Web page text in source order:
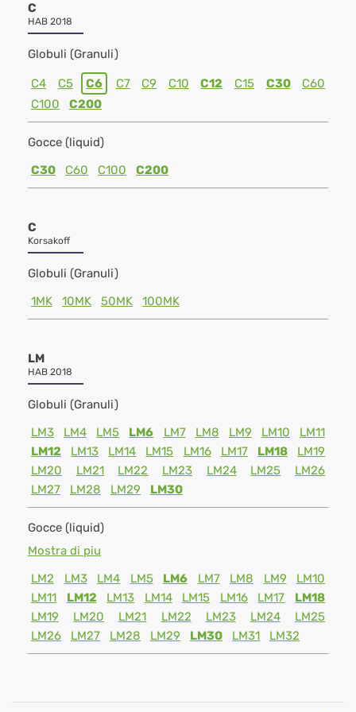
C
HAB 2018
Globuli (Granuli)
C4 C5 C6 C7 C9 C10 C12 C15 C30
C60
C100
C200
Gocce (liquid)
C30
C60 C100 C200
C
Korsakoff
Globuli (Granuli)
1MK
10MK 50MK 100MK
LM
HAB 2018
Globuli (Granuli)
LM3
LM4 LM5 LM6 LM7 LM8 LM9 LM10
LM11
LM12
LM13 LM14 LM15 LM16 LM17 LM18
LM19
LM20
LM21 LM22 LM23 LM24 LM25
LM26
LM27
LM28 LM29 LM30
Gocce (liquid)
Mostra di piu
LM2
LM3 LM4 LM5 LM6 LM7 LM8 LM9
LM10
LM11
LM12 LM13 LM14 LM15 LM16 LM17
LM18
LM19
LM20 LM21 LM22 LM23 LM24
LM25
LM26
LM27 LM28 LM29 LM30 LM31 LM32